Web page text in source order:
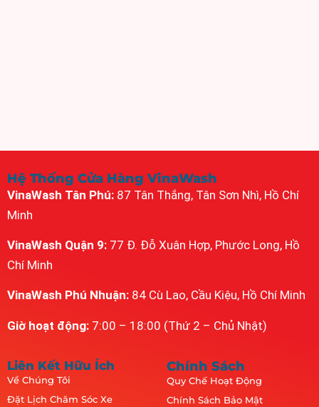
Hệ Thống Cửa Hàng VinaWash
VinaWash Tân Phú: 87 Tân Thắng, Tân Sơn Nhì, Hồ Chí
Minh
VinaWash Quận 9: 77 Đ. Đỗ Xuân Hợp, Phước Long, Hồ
Chí Minh
VinaWash Phú Nhuận: 84 Cù Lao, Cầu Kiệu, Hồ Chí Minh
Giờ hoạt động: 7:00 – 18:00 (Thứ 2 – Chủ Nhật)
Liên Kết Hữu Ích
Về Chúng Tôi
Đặt Lịch Chăm Sóc Xe
Chính Sách
Quy Chế Hoạt Động
Chính Sách Bảo Mật